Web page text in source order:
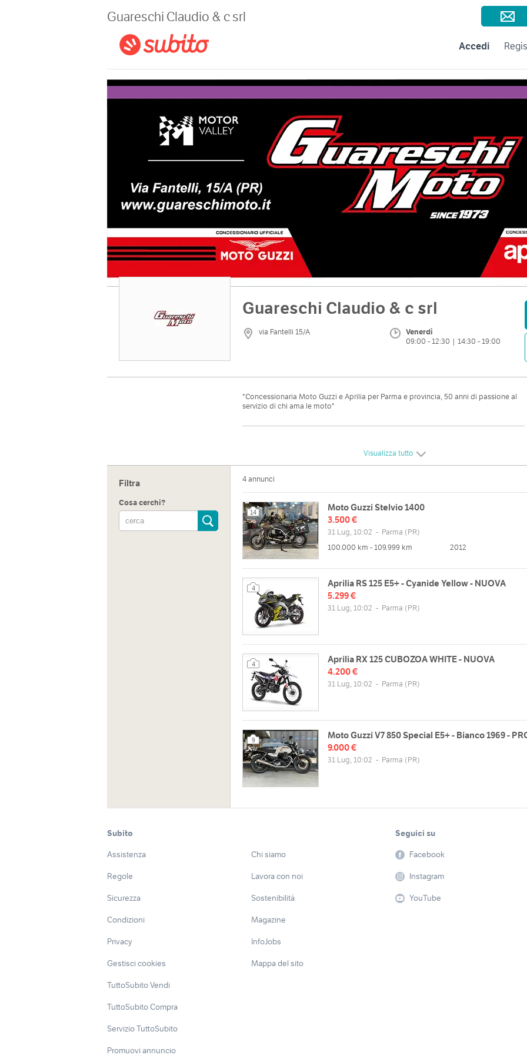
Magazine Subito per le Aziende
Accedi
Guareschi Claudio & c srl
Guareschi Claudio & c srl
via Fantelli 15/A
Venerdì
09:00 - 12:30 | 14:30 - 19:00
"Concessionaria Moto Guzzi e Aprilia per Parma e provincia, 50 anni di passione al
servizio di chi ama le moto"
Lun
08:30 - 12:30 | 14:30 - 19:00
Mer
09:00 - 12:30 | 14:30 - 19:00
Gio
Dom
Visualizza tutto
Filtra
Cosa cerchi?
4 annunci
14
Moto Guzzi Stelvio 1400
3.500 €
31 Lug, 10:02 - Parma (PR)
100.000 km - 109.999 km
2012
4
Aprilia RS 125 E5+ - Cyanide Yellow - NUOVA
5.299 €
31 Lug, 10:02 - Parma (PR)
4
Aprilia RX 125 CUBOZOA WHITE - NUOVA
4.200 €
31 Lug, 10:02 - Parma (PR)
9
Moto Guzzi V7 850 Special E5+ - Bianco 1969 -
9.000 €
31 Lug, 10:02 - Parma (PR)
Subito
Assistenza
Regole
Sicurezza
Condizioni
Privacy
Gestisci cookies
TuttoSubito Vendi
TuttoSubito Compra
Servizio TuttoSubito
Promuovi annuncio
Chi siamo
Lavora con noi
Sostenibilità
Magazine
InfoJobs
Mappa del sito
Seguici su
Facebook
Instagram
YouTube